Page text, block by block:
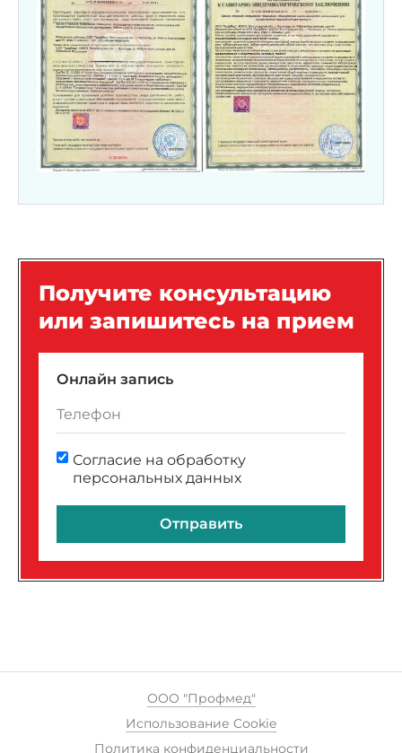
Получите консультацию
или запишитесь на прием
Онлайн запись
Согласие на обработку
персональных данных
Отправить
ООО "Профмед"
Использование Cookie
Политика конфиденциальности